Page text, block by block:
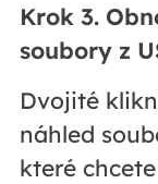
Krok 3.
soubory z
Dvojité
náhled
které